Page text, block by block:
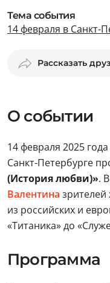
Тема события
14 февраля в Санкт-
Рассказать
О событии
14 февраля 2025 года
Санкт-Петербурге
(История любви)».
Валентина
из российских и
«Титаника» до
Программа